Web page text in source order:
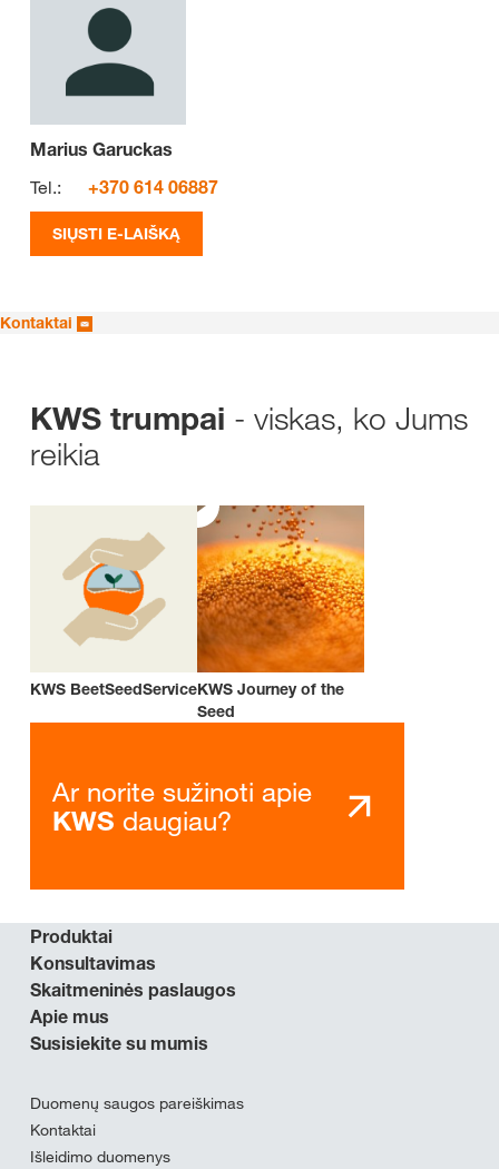
Marius Garuckas
Tel.:
+370 614 06887
SIŲSTI E-LAIŠKĄ
Kontaktai
KWS trumpai - viskas, ko Jums
reikia
KWS BeetSeedServiceKWS Journey of the
Seed
Ar norite sužinoti apie
KWS daugiau?
Produktai
Konsultavimas
Skaitmeninės paslaugos
Apie mus
Susisiekite su mumis
Duomenų saugos pareiškimas
Kontaktai
Išleidimo duomenys